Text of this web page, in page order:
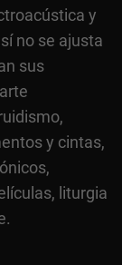
y
no se ajusta
sus
y cintas,
liturgia